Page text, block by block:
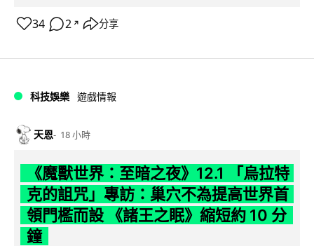
34 2 ↗ 分享
科技娛樂 遊戲情報
天恩 18 小時
《魔獸世界：至暗之夜》12.1 「烏拉特
克的詛咒」專訪：巢穴不為提高世界首
領門檻而設 《諸王之眠》縮短約 10 分
鐘